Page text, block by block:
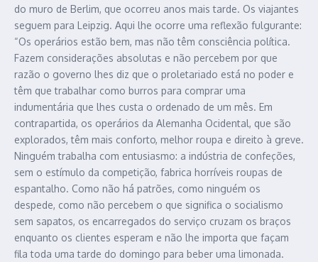
do muro de Berlim, que ocorreu anos mais tarde. Os viajantes
seguem para Leipzig. Aqui lhe ocorre uma reflexão fulgurante:
“Os operários estão bem, mas não têm consciência política.
Fazem considerações absolutas e não percebem por que
razão o governo lhes diz que o proletariado está no poder e
têm que trabalhar como burros para comprar uma
indumentária que lhes custa o ordenado de um mês. Em
contrapartida, os operários da Alemanha Ocidental, que são
explorados, têm mais conforto, melhor roupa e direito à greve.
Ninguém trabalha com entusiasmo: a indústria de confeções,
sem o estímulo da competição, fabrica horríveis roupas de
espantalho. Como não há patrões, como ninguém os
despede, como não percebem o que significa o socialismo
sem sapatos, os encarregados do serviço cruzam os braços
enquanto os clientes esperam e não lhe importa que façam
fila toda uma tarde do domingo para beber uma limonada.